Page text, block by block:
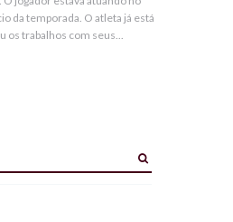
da temporada. O atleta já está
os trabalhos com seus...